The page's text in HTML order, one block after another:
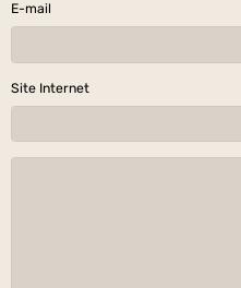
E-mail
Site Internet